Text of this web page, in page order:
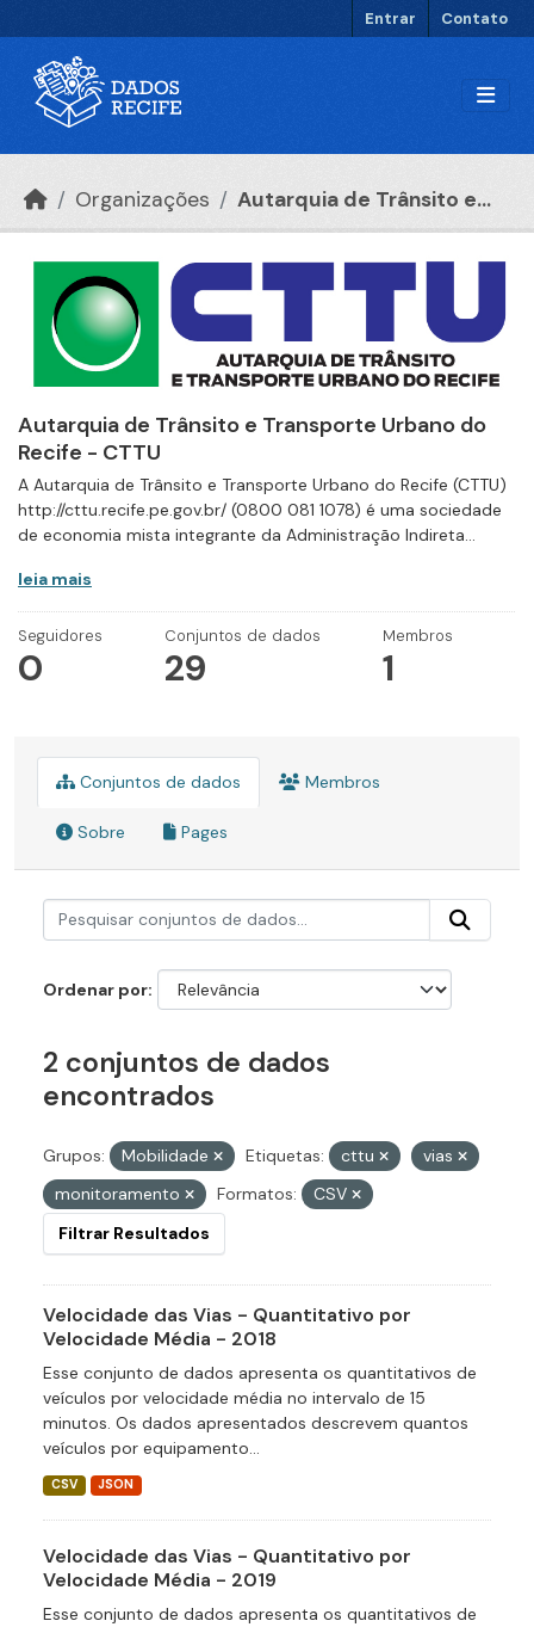
Entrar Contato
Organizações Autarquia de Trânsito e...
Autarquia de Trânsito e Transporte Urbano do
Recife - CTTU
A Autarquia de Trânsito e Transporte Urbano do Recife (CTTU)
http://cttu.recife.pe.gov.br/ (0800 081 1078) é uma sociedade
de economia mista integrante da Administração Indireta...
leia mais
Seguidores
0
Conjuntos de dados
29
Membros
1
Conjuntos de dados Membros
Sobre Pages
Ordenar por
2 conjuntos de dados
encontrados
Grupos: Mobilidade Etiquetas: cttu
vias
monitoramento
Formatos:
CSV
Filtrar Resultados
Velocidade das Vias - Quantitativo por
Velocidade Média - 2018
Esse conjunto de dados apresenta os quantitativos de
veículos por velocidade média no intervalo de 15
minutos. Os dados apresentados descrevem quantos
veículos por equipamento...
CSV JSON
Velocidade das Vias - Quantitativo por
Velocidade Média - 2019
Esse conjunto de dados apresenta os quantitativos de